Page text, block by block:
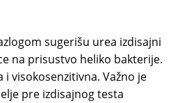
sugerišu urea izdisajni
na prisustvo heliko bakterije.
i visokosenzitivna. Važno je
pre izdisajnog testa